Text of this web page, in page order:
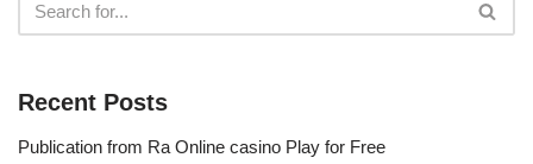
Recent Posts
Publication from Ra Online casino Play for Free